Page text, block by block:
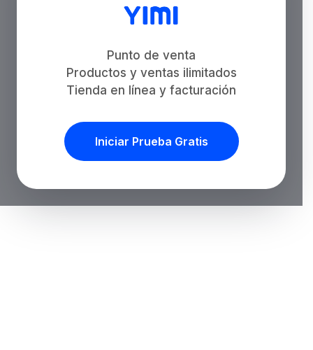
Punto de venta
Productos y ventas ilimitados
Tienda en línea y facturación
Iniciar Prueba Gratis